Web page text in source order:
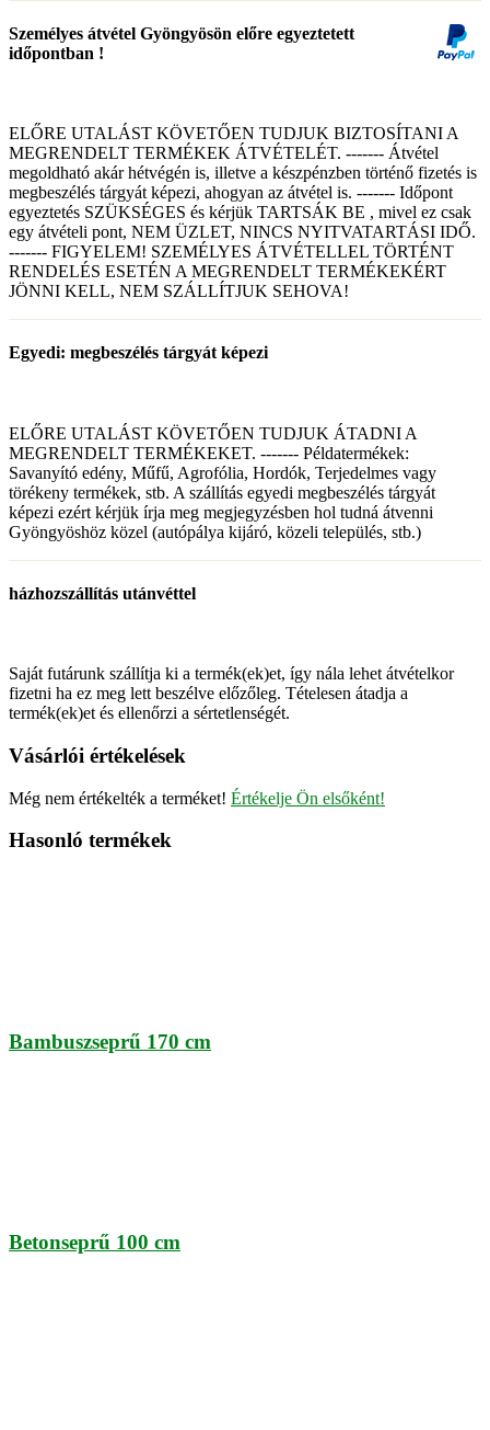
Személyes átvétel Gyöngyösön előre egyeztetett
időpontban !
ELŐRE UTALÁST KÖVETŐEN TUDJUK BIZTOSÍTANI A
MEGRENDELT TERMÉKEK ÁTVÉTELÉT. ------- Átvétel
megoldható akár hétvégén is, illetve a készpénzben történő fizetés is
megbeszélés tárgyát képezi, ahogyan az átvétel is. ------- Időpont
egyeztetés SZÜKSÉGES és kérjük TARTSÁK BE , mivel ez csak
egy átvételi pont, NEM ÜZLET, NINCS NYITVATARTÁSI IDŐ.
------- FIGYELEM! SZEMÉLYES ÁTVÉTELLEL TÖRTÉNT
RENDELÉS ESETÉN A MEGRENDELT TERMÉKEKÉRT
JÖNNI KELL, NEM SZÁLLÍTJUK SEHOVA!
Egyedi: megbeszélés tárgyát képezi
ELŐRE UTALÁST KÖVETŐEN TUDJUK ÁTADNI A
MEGRENDELT TERMÉKEKET. ------- Példatermékek:
Savanyító edény, Műfű, Agrofólia, Hordók, Terjedelmes vagy
törékeny termékek, stb. A szállítás egyedi megbeszélés tárgyát
képezi ezért kérjük írja meg megjegyzésben hol tudná átvenni
Gyöngyöshöz közel (autópálya kijáró, közeli település, stb.)
házhozszállítás utánvéttel
Saját futárunk szállítja ki a termék(ek)et, így nála lehet átvételkor
fizetni ha ez meg lett beszélve előzőleg. Tételesen átadja a
termék(ek)et és ellenőrzi a sértetlenségét.
Vásárlói értékelések
Még nem értékelték a terméket! Értékelje Ön elsőként!
Hasonló termékek
Bambuszseprű 170 cm
Betonseprű 100 cm